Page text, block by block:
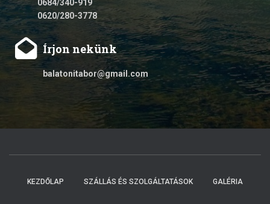
0684/340-919
0620/280-3778
Írjon nekünk
balatonitabor@gmail.com
KEZDŐLAP SZÁLLÁS ÉS SZOLGÁLTATÁSOK GALÉRIA